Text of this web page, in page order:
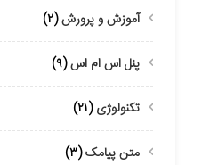
آموزش و پرورش(۲)
پنل اس ام اس(۹)
تکنولوژی(۲۱)
متن پیامک(۳)